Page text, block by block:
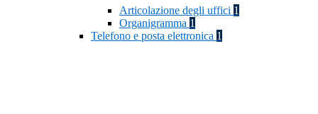
Articolazione degli uffici 1
Organigramma 1
Telefono e posta elettronica 1